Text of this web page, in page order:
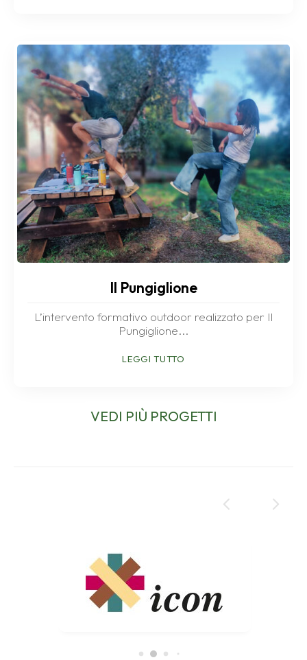
Il Pungiglione
L’intervento formativo outdoor realizzato per Il
Pungiglione...
LEGGI TUTTO
VEDI PIÙ PROGETTI